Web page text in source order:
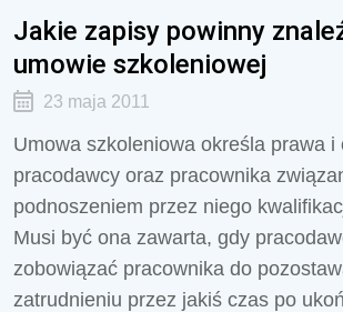
Jakie zapisy powinny
umowie szkoleniowej
23 maja 2011
Umowa szkoleniowa określa prawa i
pracodawcy oraz pracownika
podnoszeniem przez niego
Musi być ona zawarta, gdy
zobowiązać pracownika do
zatrudnieniu przez jakiś czas po